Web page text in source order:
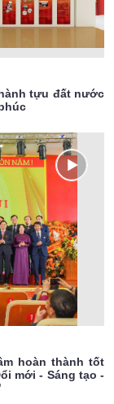
tựu đất nước
hoàn thành tốt
mới - Sáng tạo -